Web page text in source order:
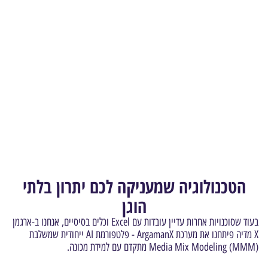
הטכנולוגיה שמעניקה לכם יתרון בלתי
הוגן
בעוד שסוכנויות אחרות עדיין עובדות עם Excel וכלים בסיסיים, אנחנו ב-ארגמן
X מדיה פיתחנו את מערכת ArgamanX - פלטפורמת AI ייחודית שמשלבת
Media Mix Modeling (MMM) מתקדם עם למידת מכונה.